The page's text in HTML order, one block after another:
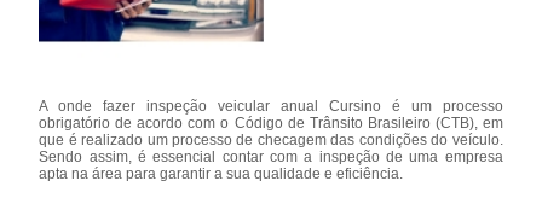
A onde fazer inspeção veicular anual Cursino é um processo
obrigatório de acordo com o Código de Trânsito Brasileiro (CTB), em
que é realizado um processo de checagem das condições do veículo.
Sendo assim, é essencial contar com a inspeção de uma empresa
apta na área para garantir a sua qualidade e eficiência.